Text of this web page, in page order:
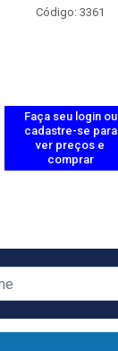
Código: 3361
Faça seu login ou
cadastre-se para
ver preços e
comprar